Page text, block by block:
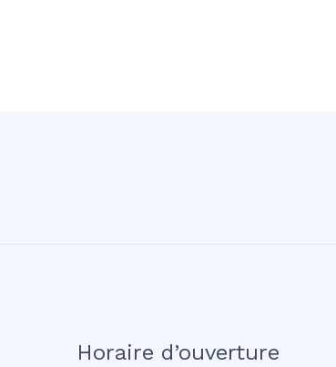
Horaire d’ouverture